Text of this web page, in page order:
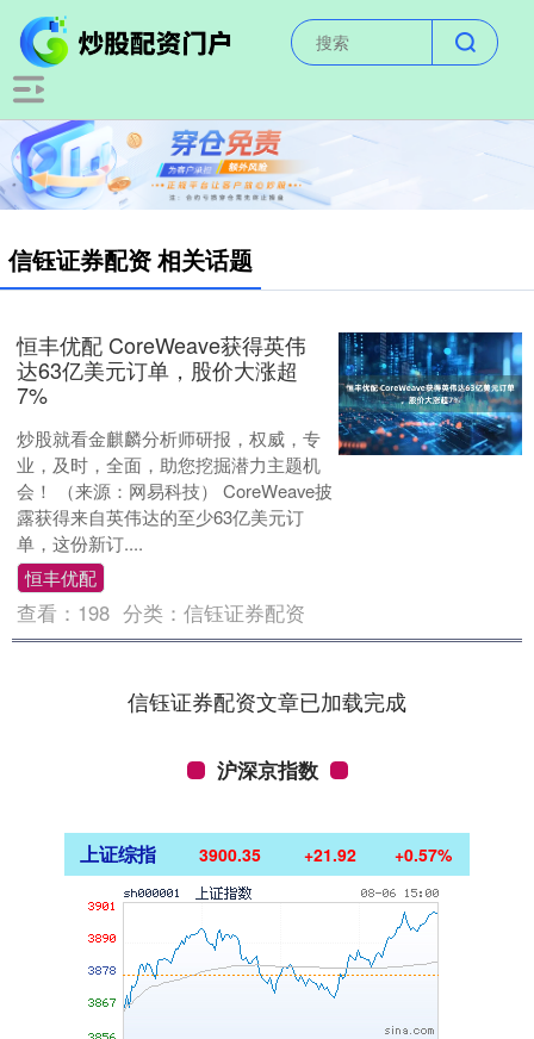
信钰证券配资 相关话题
恒丰优配 CoreWeave获得英伟
达63亿美元订单，股价大涨超
7%
炒股就看金麒麟分析师研报，权威，专
业，及时，全面，助您挖掘潜力主题机
会！ （来源：网易科技） CoreWeave披
露获得来自英伟达的至少63亿美元订
单，这份新订....
恒丰优配
查看： 198 分类：信钰证券配资
信钰证券配资文章已加载完成
沪深京指数
上证综指 3900.35 +21.92 +0.57%